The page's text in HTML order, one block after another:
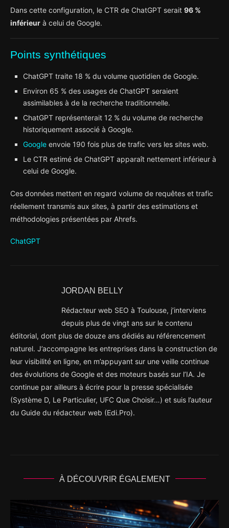
Dans cette configuration, le CTR de ChatGPT serait 96 %
inférieur à celui de Google.
Points synthétiques
ChatGPT traite 18 % du volume quotidien de Google.
Environ 65 % des usages de ChatGPT seraient
assimilables à de la recherche traditionnelle.
ChatGPT représenterait 12 % du volume de recherche
historiquement associé à Google.
Google envoie 190 fois plus de trafic vers les sites web.
Le CTR estimé de ChatGPT apparaît nettement inférieur à
celui de Google.
Ces données mettent en regard volume de requêtes et trafic
réellement transmis aux sites, à partir des estimations et
méthodologies présentées par Ahrefs.
ChatGPT
JORDAN BELLY
Rédacteur web SEO à Toulouse, j’interviens
depuis plus de vingt ans sur le contenu
éditorial, dont plus de douze ans dédiés au référencement
naturel. J’accompagne les entreprises dans la construction de
leur visibilité en ligne, en m’appuyant sur une veille continue
des évolutions de Google et des moteurs basés sur l’IA. Je
continue par ailleurs à écrire pour la presse spécialisée
(Système D, Le Particulier, UFC Que Choisir…) et suis l’auteur
du Guide du rédacteur web (Edi.Pro).
À DÉCOUVRIR ÉGALEMENT